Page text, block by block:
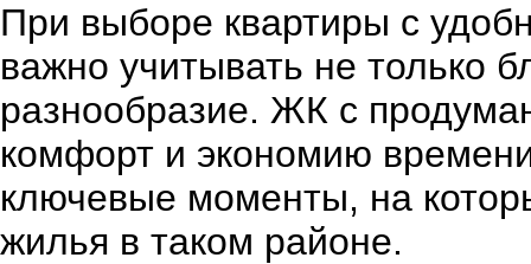
При выборе квартиры с
важно учитывать не только
разнообразие. ЖК с
комфорт и экономию
ключевые моменты, на
жилья в таком районе.